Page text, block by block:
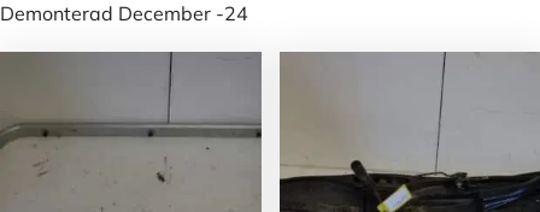
Demonterad December -24